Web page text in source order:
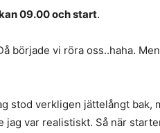
09.00 och start.
började vi röra oss..haha.
stod verkligen jättelångt bak,
jag var realistiskt. Så när